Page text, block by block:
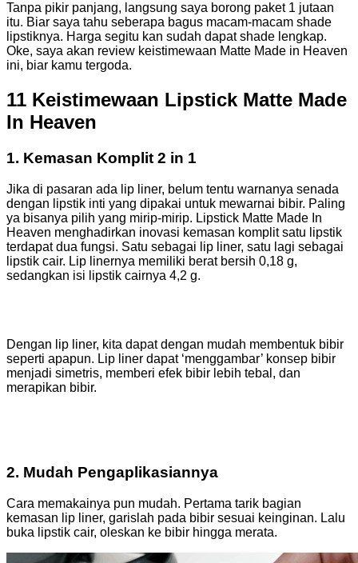
Tanpa pikir panjang, langsung saya borong paket 1 jutaan
itu. Biar saya tahu seberapa bagus macam-macam shade
lipstiknya. Harga segitu kan sudah dapat shade lengkap.
Oke, saya akan review keistimewaan Matte Made in Heaven
ini, biar kamu tergoda.
11 Keistimewaan Lipstick Matte Made
In Heaven
1. Kemasan Komplit 2 in 1
Jika di pasaran ada lip liner, belum tentu warnanya senada
dengan lipstik inti yang dipakai untuk mewarnai bibir. Paling
ya bisanya pilih yang mirip-mirip. Lipstick Matte Made In
Heaven menghadirkan inovasi kemasan komplit satu lipstik
terdapat dua fungsi. Satu sebagai lip liner, satu lagi sebagai
lipstik cair. Lip linernya memiliki berat bersih 0,18 g,
sedangkan isi lipstik cairnya 4,2 g.
Dengan lip liner, kita dapat dengan mudah membentuk bibir
seperti apapun. Lip liner dapat ‘menggambar’ konsep bibir
menjadi simetris, memberi efek bibir lebih tebal, dan
merapikan bibir.
2. Mudah Pengaplikasiannya
Cara memakainya pun mudah. Pertama tarik bagian
kemasan lip liner, garislah pada bibir sesuai keinginan. Lalu
buka lipstik cair, oleskan ke bibir hingga merata.